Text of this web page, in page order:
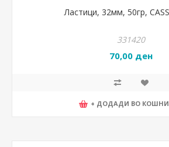
Ластици, 32мм, 50гр,
331420
70,00 ден
+ ДОДАДИ ВО